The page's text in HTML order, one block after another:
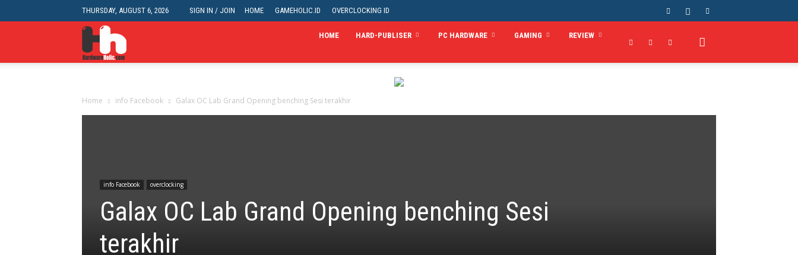
THURSDAY, AUGUST 6, 2026 SIGN IN / JOIN HOME GAMEHOLIC.ID OVERCLOCKING ID
HardwareHolic.com
HOME HARD-PUBLISER PC HARDWARE GAMING REVIEW
Home info Facebook Galax OC Lab Grand Opening benching Sesi terakhir
info Facebook overclocking
Galax OC Lab Grand Opening benching Sesi
terakhir